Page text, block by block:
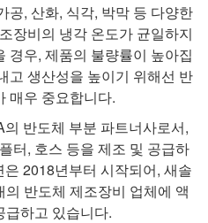
공, 산화, 식각, 박막 등 다양한
장비의 냉각 온도가 균일하지
경우, 제품의 불량률이 높아집
고 생산성을 높이기 위해선 반
매우 중요합니다.
반도체 부분 파트너사로서,
터, 호스 등을 제조 및 공급하
2018년부터 시작되어, 새솔
반도체 제조장비 업체에 액
하고 있습니다.